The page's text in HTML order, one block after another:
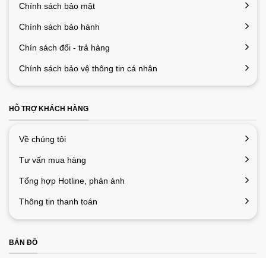
Chính sách bảo mật
Chính sách bảo hành
Chín sách đổi - trả hàng
Chính sách bảo vệ thông tin cá nhân
HỖ TRỢ KHÁCH HÀNG
Về chúng tôi
Tư vấn mua hàng
Tổng hợp Hotline, phản ánh
Thông tin thanh toán
BẢN ĐỒ